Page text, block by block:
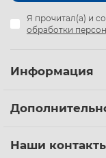
Я прочитал(а) и
обработки
Информация
Наши